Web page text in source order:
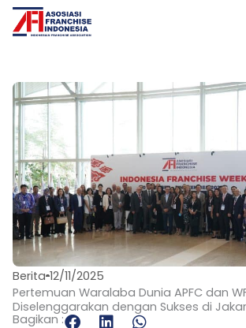
Lewati
Berita 12/11/2025
Pertemuan Waralaba Dunia APFC dan
Diselenggarakan dengan Sukses di
Bagikan :